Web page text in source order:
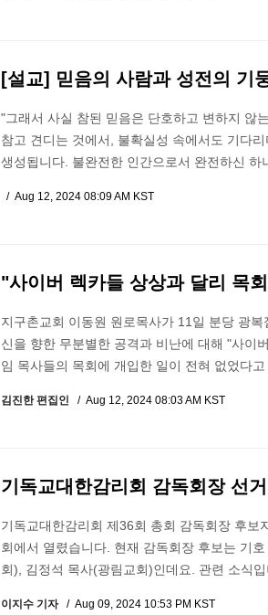
[설교] 믿음의 사람과 성전의 기
"그래서 사실 참된 믿음은 단호하고 변하지 않
참고 견디는 것에서, 불확실성 속에서도 기다
생성됩니다. 불완전한 인간으로서 완전하신
Aug 12, 2024 08:09 AM KST
"사이버 렉카들 상상과 달리 목
지구촌교회 이동원 원로목사가 11일 분당 광
신을 향한 무분별한 공격과 비난에 대해 "사이
임 목사들의 목회에 개입한 일이 전혀 없었다
김진한 편집인 Aug 12, 2024 08:03 AM KST
기독교대한감리회 감독회장 선
기독교대한감리회 제36회 총회 감독회장 후보
회에서 열렸습니다. 현재 감독회장 후보는 기
회), 김정석 목사(광림교회)인데요. 관련 소식입
이지수 기자 Aug 09, 2024 10:53 PM KST